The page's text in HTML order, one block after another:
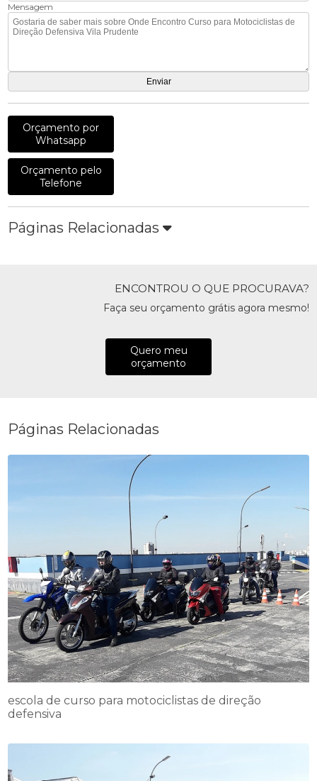
Mensagem
Orçamento por
Whatsapp
Orçamento pelo
Telefone
Páginas Relacionadas
ENCONTROU O QUE PROCURAVA?
Faça seu orçamento grátis agora mesmo!
Quero meu
orçamento
Páginas Relacionadas
escola de curso para motociclistas de direção
defensiva